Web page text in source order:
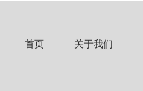
首页 关于我们